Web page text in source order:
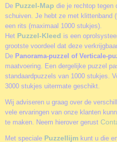
De Puzzel-Map die je rechtop tegen
schuiven. Je hebt ze met klittenband
een rits (maximaal 1000 stukjes).
Het Puzzel-Kleed is een
grootste voordeel dat deze
De Panorama-puzzel of Verticale-
maatvoering. Een dergelijke puzzel
standaardpuzzels van 1000 stukjes.
3000 stukjes uitermate geschikt.
Wij adviseren u graag over de
vele ervaringen van onze klanten
te maken. Neem hierover gerust
Met speciale Puzzellijm kunt u die